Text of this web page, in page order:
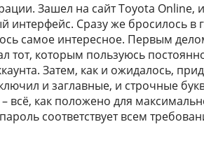
Зашел на сайт Toyota Online,
интерфейс. Сразу же бросилось в
самое интересное. Первым
тот, которым пользуюсь
Затем, как и ожидалось,
и заглавные, и строчные
всё, как положено для
соответствует всем